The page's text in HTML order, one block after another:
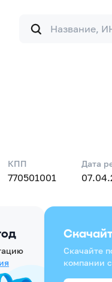
Форма
поиска
КПП
770501001
Дата
Скачайте
компании